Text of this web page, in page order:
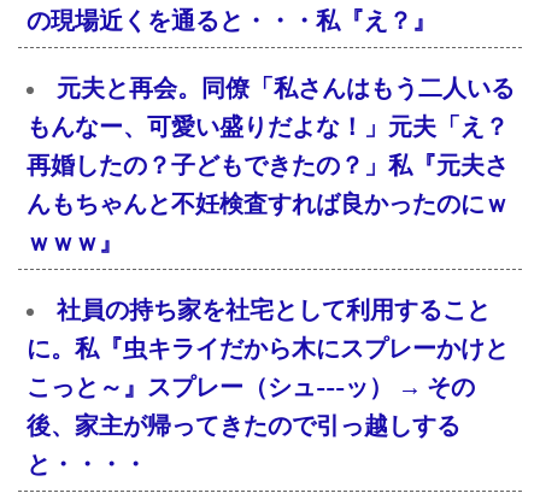
の現場近くを通ると・・・私『え？』
元夫と再会。同僚「私さんはもう二人いる
もんなー、可愛い盛りだよな！」元夫「え？
再婚したの？子どもできたの？」私『元夫さ
んもちゃんと不妊検査すれば良かったのにｗ
ｗｗｗ』
社員の持ち家を社宅として利用すること
に。私『虫キライだから木にスプレーかけと
こっと～』スプレー（シュ---ッ） → その
後、家主が帰ってきたので引っ越しする
と・・・・